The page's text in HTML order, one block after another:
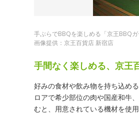
手ぶらでBBQを楽しめる「京王BBQガ
画像提供：京王百貨店 新宿店
手間なく楽しめる、京王
好みの食材や飲み物を持ち込め
ロアで希少部位の肉や国産和牛
むと、用意されている機材を使